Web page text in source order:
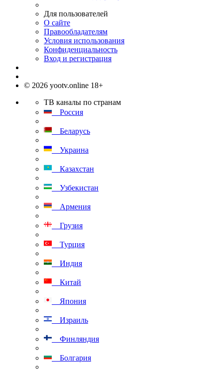
Для пользователей
О сайте
Правообладателям
Условия использования
Конфиденциальность
Вход и регистрация
© 2026 yootv.online 18+
ТВ каналы по странам
Россия
Беларусь
Украина
Казахстан
Узбекистан
Армения
Грузия
Турция
Индия
Китай
Япония
Израиль
Финляндия
Болгария